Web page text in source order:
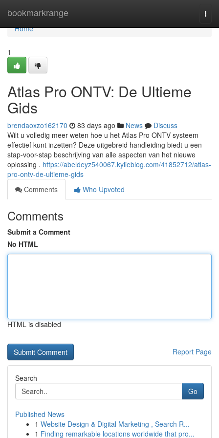
bookmarkrange
Home
Home
1
Atlas Pro ONTV: De Ultieme
Gids
brendaoxzo162170 83 days ago News
Discuss
Wilt u volledig meer weten hoe u het Atlas Pro ONTV systeem
effectief kunt inzetten? Deze uitgebreid handleiding biedt u een
stap-voor-stap beschrijving van alle aspecten van het nieuwe
oplossing . https://abeldeyz540067.kylieblog.com/41852712/atlas-
pro-ontv-de-ultieme-gids
Comments
Who Upvoted
Comments
Submit a Comment
No HTML
HTML is disabled
Report Page
Search
Go
Published News
1 Website Design & Digital Marketing , Search R...
1 Finding remarkable locations worldwide that pro...